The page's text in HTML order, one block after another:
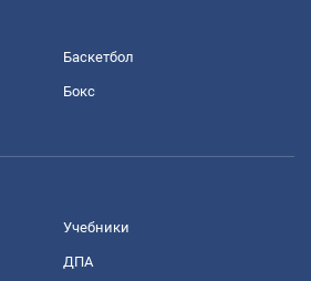
Баскетбол
Бокс
Учебники
ДПА